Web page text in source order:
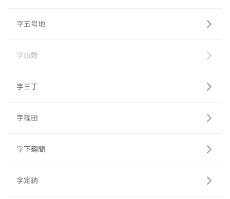
字五号地
字山敷
字三丁
字篠田
字下廻間
字定納